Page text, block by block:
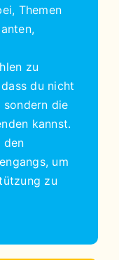
Themen
zu
du nicht
sondern die
kannst.
den
um
zu